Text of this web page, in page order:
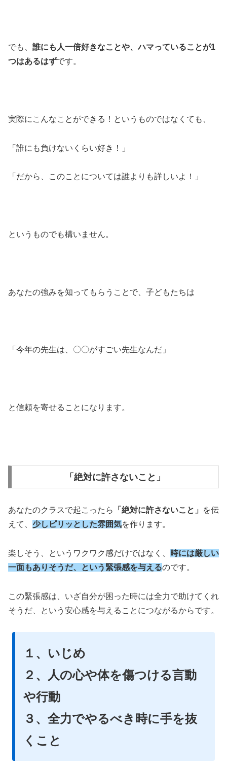
でも、 誰にも人一倍好きなことや、ハマっていることが1
つはあるはずです。
実際にこんなことができる！というものではなくても、
「誰にも負けないくらい好き！」
「だから、このことについては誰よりも詳しいよ！」
というものでも構いません。
あなたの強みを知ってもらうことで、子どもたちは
「今年の先生は、〇〇がすごい先生なんだ」
と信頼を寄せることになります。
「絶対に許さないこと」
あなたのクラスで起こったら 「絶対に許さないこと」
を伝
えて、 少しピリッとした雰囲気を作ります。
楽しそう、というワクワク感だけではなく、
時には厳しい
一面もありそうだ、という緊張感を与えるのです。
この緊張感は、いざ自分が困った時には全力で助けてくれ
そうだ、という安心感を与えることにつながるからです。
１、いじめ
２、人の心や体を傷つける言動
や行動
３、全力でやるべき時に手を抜
くこと